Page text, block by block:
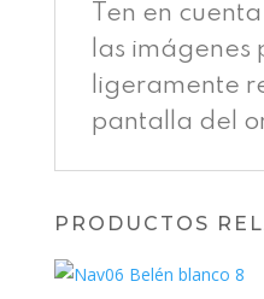
Ten en
las
ligeramente
pantalla del
PRODUCTOS